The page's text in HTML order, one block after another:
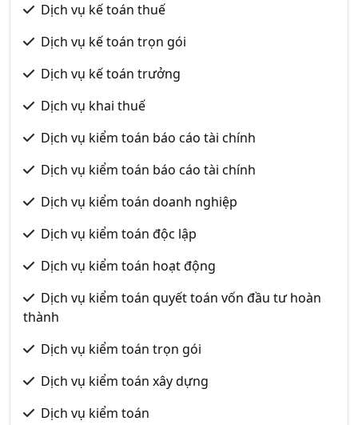
Dịch vụ kế toán thuế
Dịch vụ kế toán trọn gói
Dịch vụ kế toán trưởng
Dịch vụ khai thuế
Dịch vụ kiểm toán báo cáo tài chính
Dịch vụ kiểm toán báo cáo tài chính
Dịch vụ kiểm toán doanh nghiệp
Dịch vụ kiểm toán độc lập
Dịch vụ kiểm toán hoạt động
Dịch vụ kiểm toán quyết toán vốn đầu tư hoàn
thành
Dịch vụ kiểm toán trọn gói
Dịch vụ kiểm toán xây dựng
Dịch vụ kiểm toán